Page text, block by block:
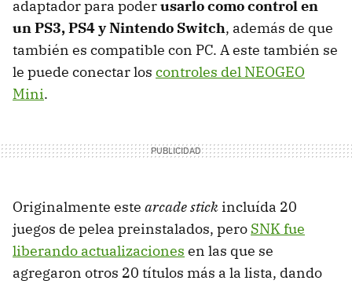
adaptador para poderusarlo como control en
un PS3, PS4 y Nintendo Switch, además de que
también es compatible con PC. A este también se
le puede conectar los controles del NEOGEO
Mini.
Originalmente este arcade stick incluída 20
juegos de pelea preinstalados, pero SNK fue
liberando actualizaciones en las que se
agregaron otros 20 títulos más a la lista, dando